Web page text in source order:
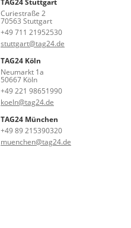
TAG24 Stuttgart
Curiestraße 2
70563 Stuttgart
+49 711 21952530
stuttgart@tag24.de
TAG24 Köln
Neumarkt 1a
50667 Köln
+49 221 98651990
koeln@tag24.de
TAG24 München
+49 89 215390320
muenchen@tag24.de